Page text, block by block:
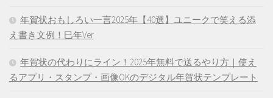
年賀状おもしろい一言2025年【40選】ユニークで笑える添
え書き文例！巳年Ver
年賀状の代わりにライン！2025年無料で送るやり方｜使え
るアプリ・スタンプ・画像OKのデジタル年賀状テンプレート